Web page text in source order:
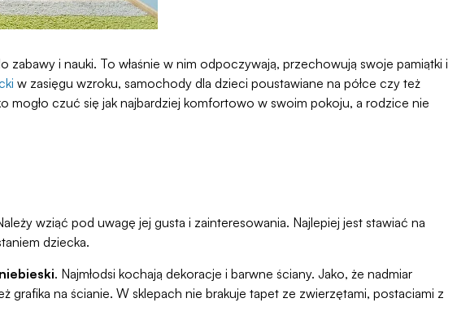
i nauki. To właśnie w nim odpoczywają, przechowują swoje pamiątki i
w zasięgu wzroku, samochody dla dzieci poustawiane na półce czy też
mogło czuć się jak najbardziej komfortowo w swoim pokoju, a rodzice nie
wziąć pod uwagę jej gusta i zainteresowania. Najlepiej jest stawiać na
dziecka.
. Najmłodsi kochają dekoracje i barwne ściany. Jako, że nadmiar
na ścianie. W sklepach nie brakuje tapet ze zwierzętami, postaciami z